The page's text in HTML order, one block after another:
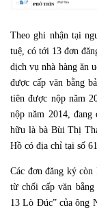
Theo ghi nhận tại
tuệ, có tới 13 đơn
dịch vụ nhà hàng ăn
được cấp văn bằng
tiên được nộp năm
nộp năm 2014,
hữu là bà Bùi Thị
Hồ có địa chỉ tại số
Các đơn đăng ký
từ chối cấp văn
13 Lò Đúc” của ông